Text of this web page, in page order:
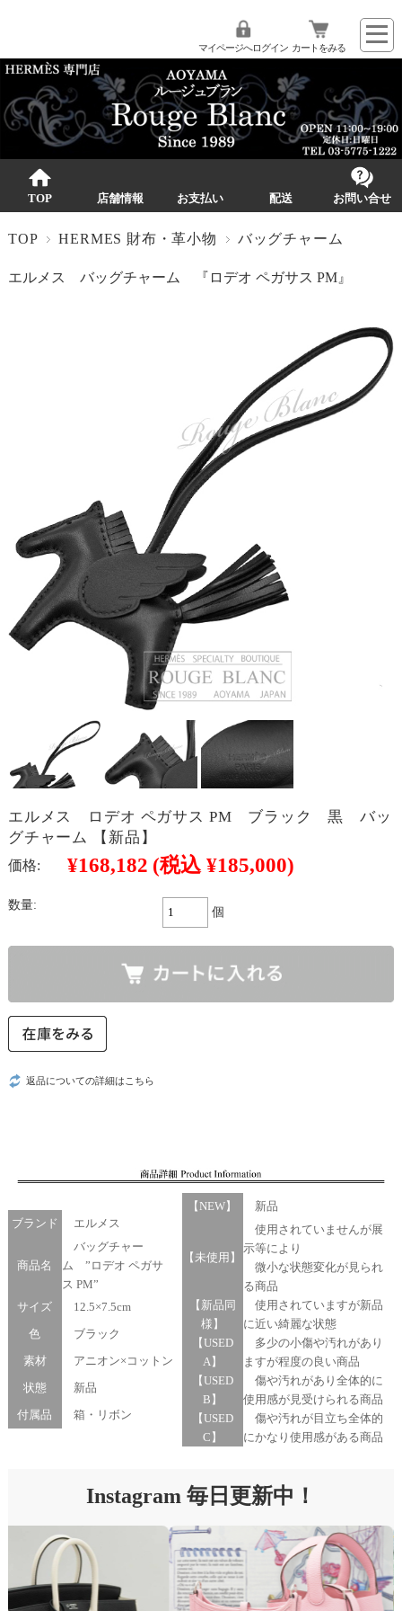
マイページへログイン カートをみる
TOP 店舗情報 お支払い 配送 お問い合せ
TOP HERMES 財布・革小物 バッグチャーム
エルメス バッグチャーム 『ロデオ ペガサス PM』
エルメス ロデオ ペガサス PM ブラック 黒 バッ
グチャーム 【新品】
価格: ¥168,182 (税込 ¥185,000)
数量:
個
返品についての詳細はこちら
ブランド エルメス
商品名
バッグチャー
ム ”ロデオ ペガサ
ス PM”
サイズ
12.5×7.5cm
色
ブラック
素材
アニオン×コットン
状態
新品
付属品
箱・リボン
【NEW】 新品
【未使用】
使用されていませんが展
示等により
微小な状態変化が見られ
る商品
【新品同
様】
使用されていますが新品
に近い綺麗な状態
【USED
A】
多少の小傷や汚れがあり
ますが程度の良い商品
【USED
B】
傷や汚れがあり全体的に
使用感が見受けられる商品
【USED
C】
傷や汚れが目立ち全体的
にかなり使用感がある商品
Instagram 毎日更新中！